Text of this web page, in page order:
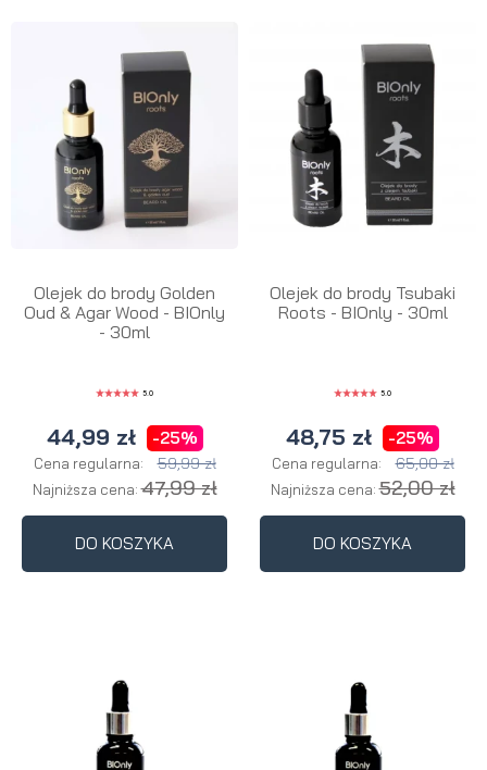
Olejek do brody Golden
Oud & Agar Wood - BIOnly
- 30ml
5.0
44,99 zł -25%
Cena regularna: 59,99 zł
Najniższa cena:47,99 zł
DO KOSZYKA
Olejek do brody Tsubaki
Roots - BIOnly - 30ml
5.0
48,75 zł -25%
Cena regularna: 65,00 zł
Najniższa cena:52,00 zł
DO KOSZYKA